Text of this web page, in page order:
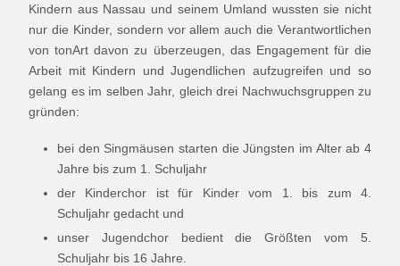
Kindern aus Nassau und seinem Umland wussten sie nicht
nur die Kinder, sondern vor allem auch die Verantwortlichen
von tonArt davon zu überzeugen, das Engagement für die
Arbeit mit Kindern und Jugendlichen aufzugreifen und so
gelang es im selben Jahr, gleich drei Nachwuchsgruppen zu
gründen:
bei den Singmäusen starten die Jüngsten im Alter ab 4
Jahre bis zum 1. Schuljahr
der Kinderchor ist für Kinder vom 1. bis zum 4.
Schuljahr gedacht und
unser Jugendchor bedient die Größten vom 5.
Schuljahr bis 16 Jahre.